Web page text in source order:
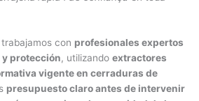
trabajamos con profesionales expertos
y protección, utilizando extractores
vigente en cerraduras de
presupuesto claro antes de intervenir